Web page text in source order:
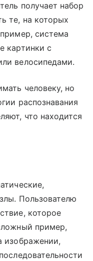
получает набор
те, на которых
система
картинки с
велосипедами.
человеку, но
распознавания
что находится
Пользователю
которое
пример,
изображении,